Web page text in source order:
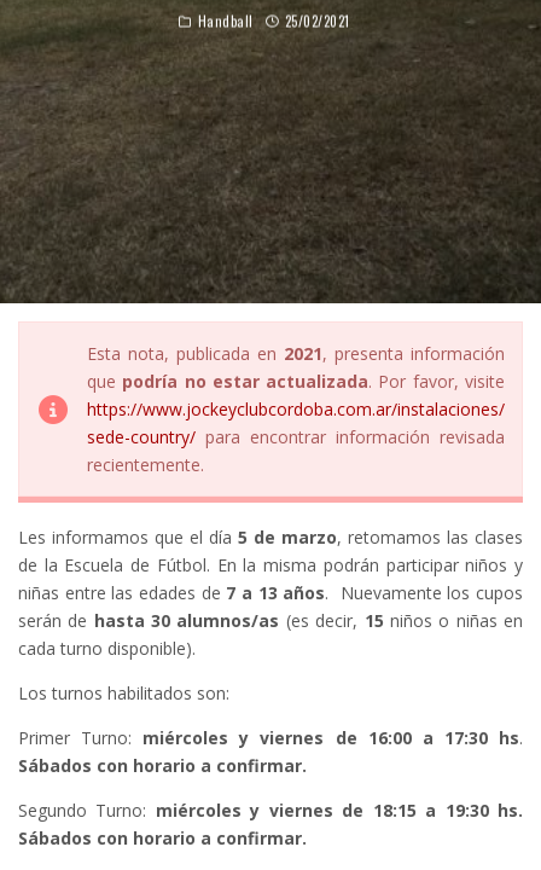
Handball 25/02/2021
Esta nota, publicada en 2021, presenta información
que podría no estar actualizada. Por favor, visite
https://www.jockeyclubcordoba.com.ar/instalaciones/
sede-country/ para encontrar información revisada
recientemente.
Les informamos que el día 5 de marzo, retomamos las clases
de la Escuela de Fútbol. En la misma podrán participar niños y
niñas entre las edades de 7 a 13 años. Nuevamente los cupos
serán de hasta 30 alumnos/as (es decir, 15 niños o niñas en
cada turno disponible).
Los turnos habilitados son:
Primer Turno: miércoles y viernes de 16:00 a 17:30 hs.
Sábados con horario a confirmar.
Segundo Turno: miércoles y viernes de 18:15 a 19:30 hs.
Sábados con horario a confirmar.